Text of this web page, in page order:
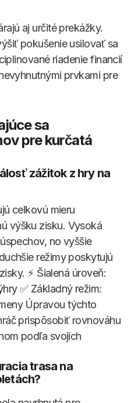
aj určité prekážky.
pokušenie usilovať sa
riadenie financií
prvkami pre
sa
pre kurčatá
zážitok z hry na
celkovú mieru
výšku zisku. Vysoká
no vyššie
režimy poskytujú
⚡ Šialená úroveň:
✅ Základný režim:
Úpravou týchto
prispôsobiť rovnováhu
podľa svojich
trasa na